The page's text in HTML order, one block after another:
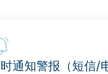
通知警报（短信/